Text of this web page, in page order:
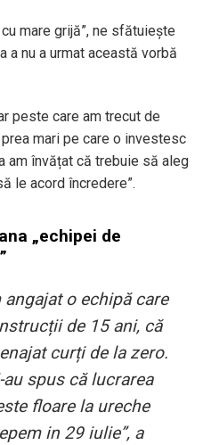
mare grijă”, ne sfătuiește
a nu a urmat această vorbă
peste care am trecut de
mari pe care o investesc
am învățat că trebuie să aleg
le acord încredere”.
„echipei de
angajat o echipă care
de 15 ani, că
curți de la zero.
spus că lucrarea
floare la ureche
in 29 iulie”, a